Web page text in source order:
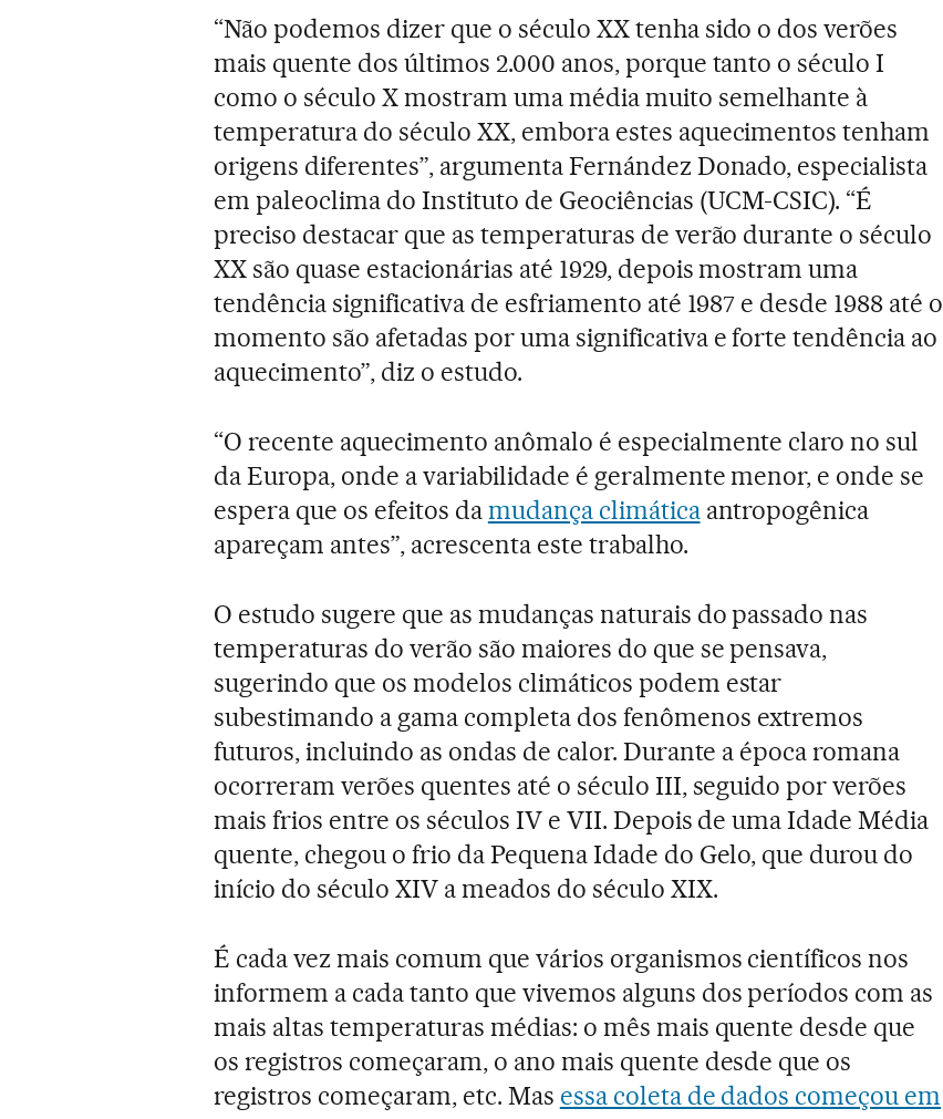
“Não podemos dizer que o século XX tenha sido o dos verões
mais quente dos últimos 2.000 anos, porque tanto o século I
como o século X mostram uma média muito semelhante à
temperatura do século XX, embora estes aquecimentos tenham
origens diferentes”, argumenta Fernández Donado, especialista
em paleoclima do Instituto de Geociências (UCM-CSIC). “É
preciso destacar que as temperaturas de verão durante o século
XX são quase estacionárias até 1929, depois mostram uma
tendência significativa de esfriamento até 1987 e desde 1988 até o
momento são afetadas por uma significativa e forte tendência ao
aquecimento”, diz o estudo.
“O recente aquecimento anômalo é especialmente claro no sul
da Europa, onde a variabilidade é geralmente menor, e onde se
espera que os efeitos damudança climáticaantropogênica
apareçam antes”, acrescenta este trabalho.
O estudo sugere que as mudanças naturais do passado nas
temperaturas do verão são maiores do que se pensava,
sugerindo que os modelos climáticos podem estar
subestimando a gama completa dos fenômenos extremos
futuros, incluindo as ondas de calor. Durante a época romana
ocorreram verões quentes até o século III, seguido por verões
mais frios entre os séculos IV e VII. Depois de uma Idade Média
quente, chegou o frio da Pequena Idade do Gelo, que durou do
início do século XIV a meados do século XIX.
É cada vez mais comum que vários organismos científicos nos
informem a cada tanto que vivemos alguns dos períodos com as
mais altas temperaturas médias: o mês mais quente desde que
os registros começaram, o ano mais quente desde que os
registros começaram, etc. Mas essa coleta de dados começou em